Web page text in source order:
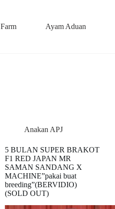
Farm Ayam Aduan
Anakan APJ
5 BULAN SUPER BRAKOT
F1 RED JAPAN MR
SAMAN SANDANG X
MACHINE”pakai buat
breeding”(BERVIDIO)
(SOLD OUT)